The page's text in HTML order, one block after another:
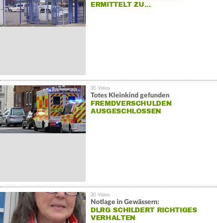
ERMITTELT ZU…
Totes Kleinkind gefunden
FREMDVERSCHULDEN
AUSGESCHLOSSEN
Notlage in Gewässern:
DLRG SCHILDERT RICHTIGES
VERHALTEN